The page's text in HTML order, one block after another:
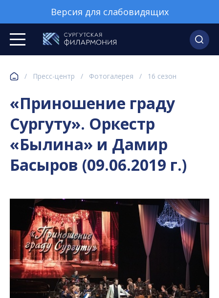
Версия для слабовидящих
/ Пресс-центр / Фотогалерея / 16 сезон
«Приношение граду
Сургуту». Оркестр
«Былина» и Дамир
Басыров (09.06.2019 г.)